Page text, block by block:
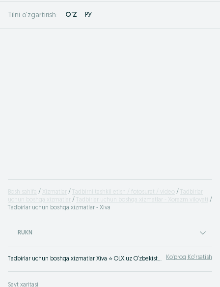
Tilni o'zgartirish: O'Z РУ
Bosh sahifa Xizmatlar Tadbirni tashkil etish / fotosurat / video
Tadbirlar
uchun boshqa xizmatlar
Tadbirlar uchun boshqa xizmatlar - Xorazm viloyati
Tadbirlar uchun boshqa xizmatlar - Xiva
RUKN
Tadbirlar uchun boshqa xizmatlar Xiva ⭐ OLX.uz O‘zbekiston e‘lonlar taxtasida tez va oson xizmatni topish yoki ko‘rsatish mumkin ✔️ Eng yaxshi xizmatni OLX.uzda toping! Ko‘proq Ko‘rsatish
Sayt xaritasi